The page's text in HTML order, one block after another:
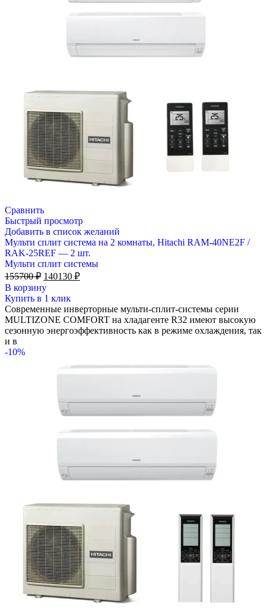
Сравнить
Быстрый просмотр
Добавить в список желаний
Мульти сплит система на 2 комнаты, Hitachi RAM-40NE2F /
RAK-25REF — 2 шт.
Мульти сплит системы
155700₽ Первоначальная
цена
составляла
155700 ₽.
140130 ₽Текущая
В корзину
Купить в 1 клик
Современные инверторные мульти-сплит-системы серии
MULTIZONE COMFORT на хладагенте R32 имеют высокую
сезонную энергоэффективность как в режиме охлаждения, так
и в
-10%